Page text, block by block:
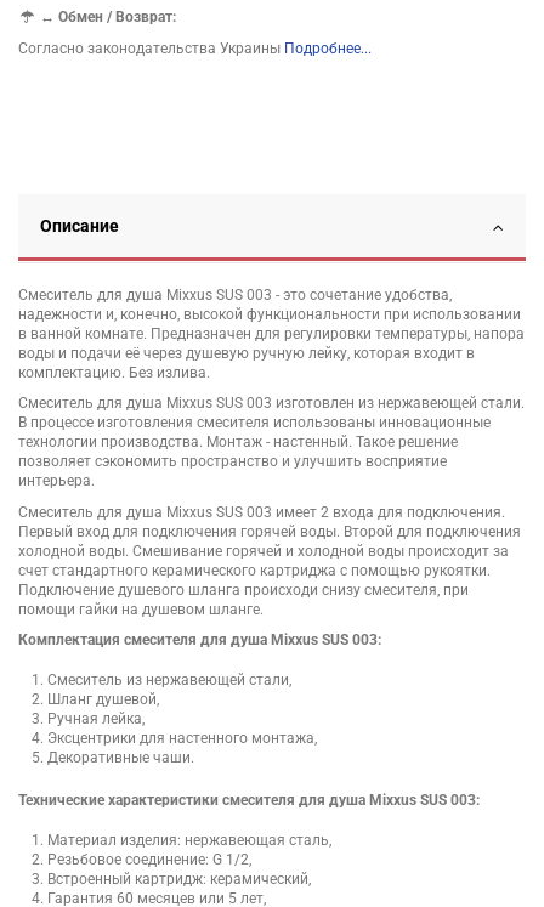
↔Обмен / Возврат:
Согласно законодательства Украины Подробнее...
Описание
Смеситель для душа Mixxus SUS 003 - это сочетание удобства,
надежности и, конечно, высокой функциональности при использовании
в ванной комнате. Предназначен для регулировки температуры, напора
воды и подачи её через душевую ручную лейку, которая входит в
комплектацию. Без излива.
Смеситель для душа Mixxus SUS 003 изготовлен из нержавеющей стали.
В процессе изготовления смесителя использованы инновационные
технологии производства. Монтаж - настенный. Такое решение
позволяет сэкономить пространство и улучшить восприятие
интерьера.
Смеситель для душа Mixxus SUS 003 имеет 2 входа для подключения.
Первый вход для подключения горячей воды. Второй для подключения
холодной воды. Смешивание горячей и холодной воды происходит за
счет стандартного керамического картриджа с помощью рукоятки.
Подключение душевого шланга происходи снизу смесителя, при
помощи гайки на душевом шланге.
Комплектация смесителя для душа Mixxus SUS 003:
Смеситель из нержавеющей стали,
Шланг душевой,
Ручная лейка,
Эксцентрики для настенного монтажа,
Декоративные чаши.
Технические характеристики смесителя для душа Mixxus SUS 003:
Материал изделия: нержавеющая сталь,
Резьбовое соединение: G 1/2,
Встроенный картридж: керамический,
Гарантия 60 месяцев или 5 лет,